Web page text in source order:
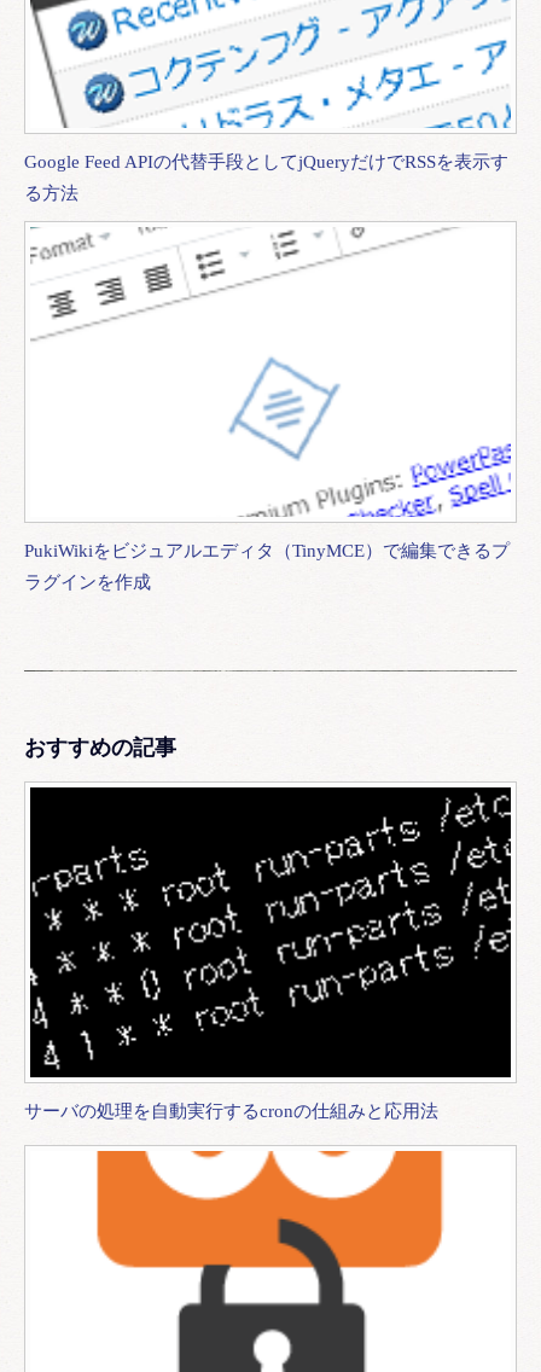
Google Feed APIの代替手段としてjQueryだけでRSSを表示す
る方法
PukiWikiをビジュアルエディタ（TinyMCE）で編集できるプ
ラグインを作成
おすすめの記事
サーバの処理を自動実行するcronの仕組みと応用法